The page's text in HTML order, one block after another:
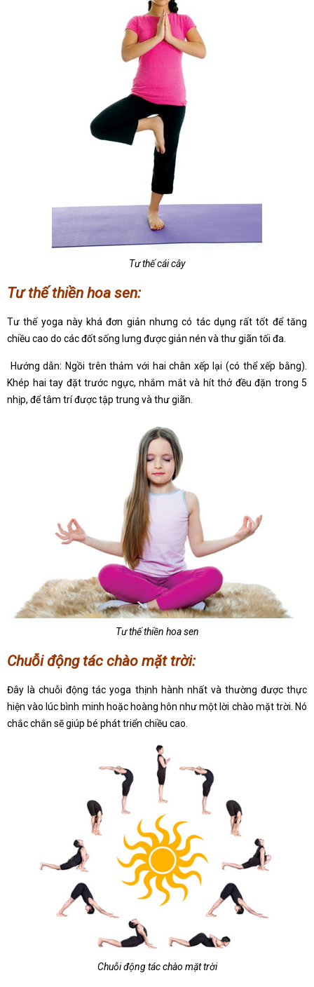
Tư thế cái cây
Tư thế thiền hoa sen:
Tư thế yoga này khá đơn giản nhưng có tác dụng rất tốt để tăng
chiều cao do các đốt sống lưng được giản nén và thư giãn tối đa.
Hướng dẫn: Ngồi trên thảm với hai chân xếp lại (có thể xếp bằng).
Khép hai tay đặt trước ngực, nhắm mắt và hít thở đều đặn trong 5
nhịp, để tâm trí được tập trung và thư giãn.
Tư thế thiền hoa sen
Chuỗi động tác chào mặt trời:
Đây là chuỗi động tác yoga thịnh hành nhất và thường được thực
hiện vào lúc bình minh hoặc hoàng hôn như một lời chào mặt trời. Nó
chắc chắn sẽ giúp bé phát triển chiều cao.
Chuỗi động tác chào mặt trời